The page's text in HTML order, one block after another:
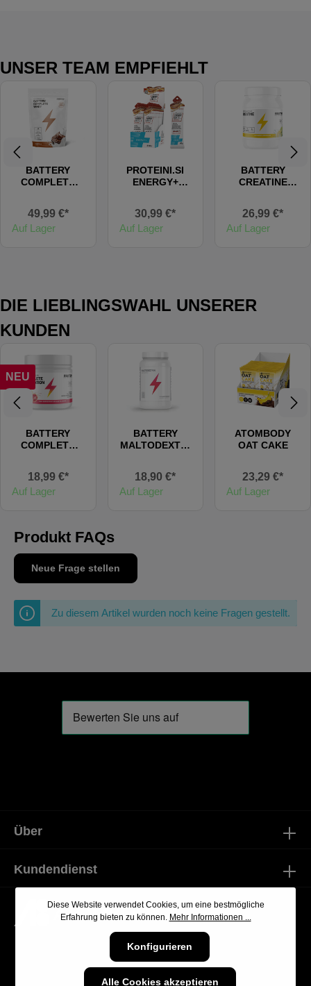
UNSER TEAM EMPFIEHLT
BATTERY
COMPLETE
49,99 €*
Auf Lager
PROTEINI.SI
ENERGY+
30,99 €*
Auf Lager
BATTERY
CREATINE
26,99 €*
Auf Lager
DIE LIEBLINGSWAHL UNSERER
KUNDEN
NEU
BATTERY
COMPLETE
18,99 €*
Auf Lager
BATTERY
MALTODEXTRI
18,90 €*
Auf Lager
ATOMBODY
OAT CAKE
23,29 €*
Auf Lager
Produkt FAQs
Neue Frage stellen
Zu diesem Artikel wurden noch keine Fragen gestellt.
Über
Kundendienst
Diese Website verwendet Cookies, um eine bestmögliche
Erfahrung bieten zu können. Mehr Informationen ...
Konfigurieren
Alle Cookies akzeptieren